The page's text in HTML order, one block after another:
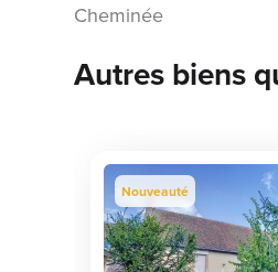
Cheminée
Autres biens
Nouveauté